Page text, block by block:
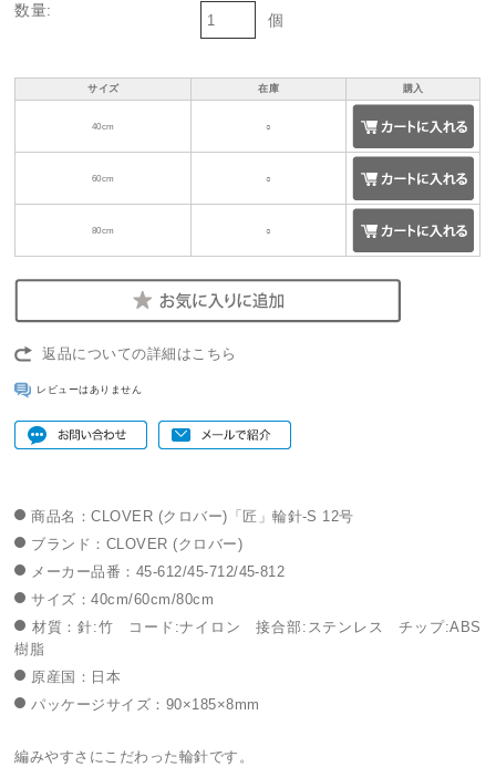
数量:
個
サイズ 在庫 購入
40cm ○
60cm ○
80cm ○
返品についての詳細はこちら
レビューはありません
商品名：CLOVER (クロバー)「匠」輪針-S 12号
ブランド：CLOVER (クロバー)
メーカー品番：45-612/45-712/45-812
サイズ：40cm/60cm/80cm
材質：針:竹 コード:ナイロン 接合部:ステンレス チップ:ABS
樹脂
原産国：日本
パッケージサイズ：90×185×8mm
編みやすさにこだわった輪針です。